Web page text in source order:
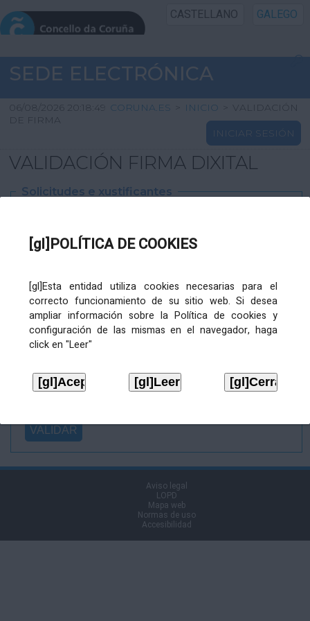
[gl]POLÍTICA DE COOKIES
[gl]Esta entidad utiliza cookies necesarias para el
correcto funcionamiento de su sitio web. Si desea
ampliar información sobre la Política de cookies y
configuración de las mismas en el navegador, haga
click en "Leer"
CASTELLANO GALEGO
INICIO SEDE
INICIO
INFORMACIÓN PÚBLICA
SEDE ELECTRÓNICA
06/08/2026 20:18:49 CORUNA.ES > INICIO >
VALIDACIÓN
DE FIRMA
INICIAR SESIÓN
VALIDACIÓN FIRMA DIXITAL
Solicitudes e xustificantes
XML
Ficheiros varios
Ficheiro
asinado:
firma (.p7s):
Aviso legal
LOPD
Mapa web
Normas de uso
Accesibilidad